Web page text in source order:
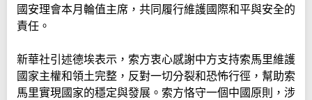
國安理會本月輪值主席，共同履行維護國際和平與安全的
責任。
新華社引述德埃表示，索方衷心感謝中方支持索馬里維護
國家主權和領土完整，反對一切分裂和恐怖行徑，幫助索
馬里實現國家的穩定與發展。索方恪守一個中國原則，涉